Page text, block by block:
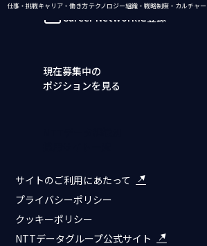
仕事・挑戦キャリア・働き方テクノロジー組織・戦略制度・カルチャー
Career Networkに登録
現在募集中の
ポジションを見る
サイトのご利用にあたって
プライバシーポリシー
クッキーポリシー
NTTデータグループ公式サイト